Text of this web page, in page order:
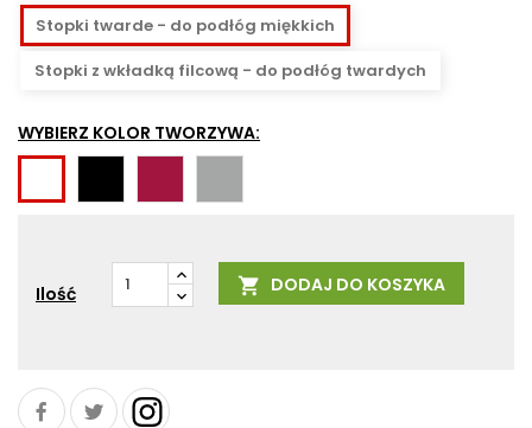
Stopki twarde - do podłóg miękkich
Stopki z wkładką filcową - do podłóg twardych
WYBIERZ KOLOR TWORZYWA:
Ilość  DODAJ DO KOSZYKA